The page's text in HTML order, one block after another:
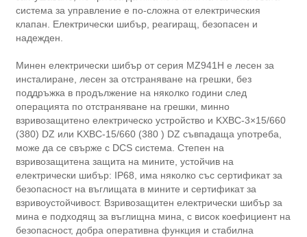
система за управление е по-сложна от електрическия
клапан. Електрически шибър, реагиращ, безопасен и
надежден.
Минен електрически шибър от серия MZ941H е лесен за
инсталиране, лесен за отстраняване на грешки, без
поддръжка в продължение на няколко години след
операцията по отстраняване на грешки, минно
взривозащитено електрическо устройство и KXBC-3×15/660
(380) DZ или KXBC-15/660 (380 ) DZ съвпадаща употреба,
може да се свърже с DCS система. Степен на
взривозащитена защита на мините, устойчив на
електрически шибър: IP68, има няколко със сертификат за
безопасност на въглищата в мините и сертификат за
взривоустойчивост. Взривозащитен електрически шибър за
мина е подходящ за въглищна мина, с висок коефициент на
безопасност, добра оперативна функция и стабилна